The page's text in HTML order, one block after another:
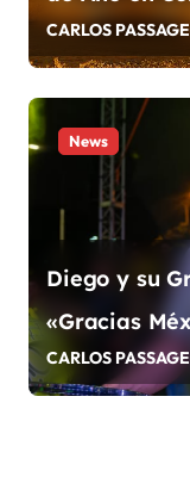
d
a
s
CARLOS PASSAGE
News
Diego y su
«Gracias
CARLOS PASSAGE